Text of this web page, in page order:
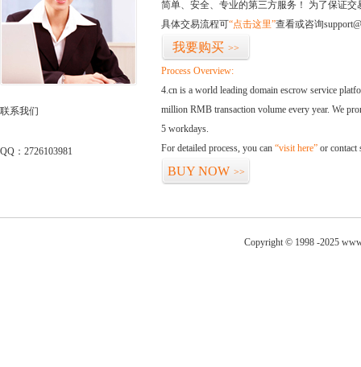
联系我们
QQ：2726103981
简单、安全、专业的第三方服务！ 为了保证
具体交易流程可“点击这里”查看或咨询
我要购买 >>
Process Overview:
4.cn is a world leading domain escrow service
million RMB transaction volume every year. We
5 workdays.
For detailed process, you can “visit here” or contact
BUY NOW >>
Copyright © 1998 -2025